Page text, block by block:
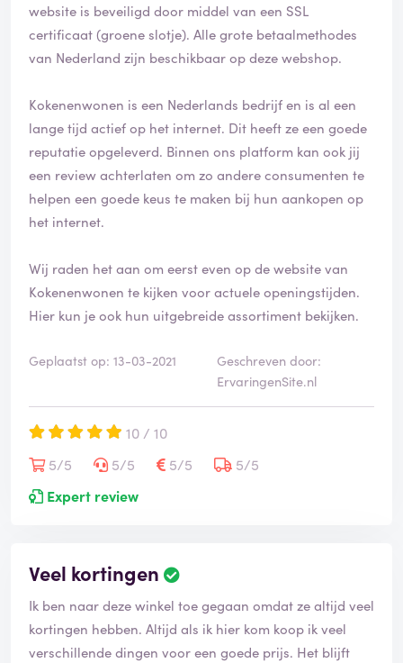
website is beveiligd door middel van een SSL
certificaat (groene slotje). Alle grote betaalmethodes
van Nederland zijn beschikbaar op deze webshop.
Kokenenwonen is een Nederlands bedrijf en is al een
lange tijd actief op het internet. Dit heeft ze een goede
reputatie opgeleverd. Binnen ons platform kan ook jij
een review achterlaten om zo andere consumenten te
helpen een goede keus te maken bij hun aankopen op
het internet.
Wij raden het aan om eerst even op de website van
Kokenenwonen te kijken voor actuele openingstijden.
Hier kun je ook hun uitgebreide assortiment bekijken.
Geplaatst op: 13-03-2021
Geschreven door:
ErvaringenSite.nl
10 / 10
5/5
5/5 5/5
5/5
Expert review
Veel kortingen
Ik ben naar deze winkel toe gegaan omdat ze altijd veel
kortingen hebben. Altijd als ik hier kom koop ik veel
verschillende dingen voor een goede prijs. Het blijft